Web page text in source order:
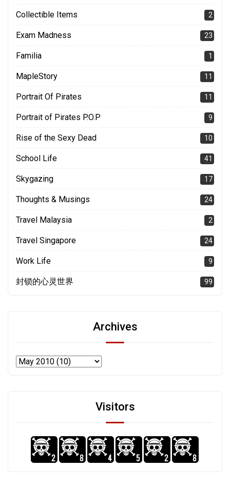
Collectible Items 2
Exam Madness 23
Familia 1
MapleStory 11
Portrait Of Pirates 11
Portrait of Pirates P.O.P 9
Rise of the Sexy Dead 10
School Life 41
Skygazing 17
Thoughts & Musings 24
Travel Malaysia 2
Travel Singapore 24
Work Life 9
封锁的心灵世界 99
Archives
Visitors